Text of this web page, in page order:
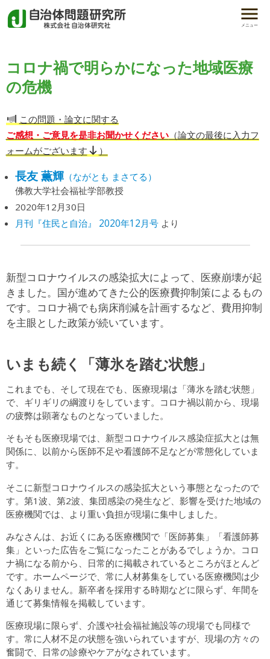
メニュー
コロナ禍で明らかになった地域医療
の危機
この問題・論文に関する
ご感想・ご意見を是非お聞かせください（論文の最後に入力フ
ォームがございます
）
長友 薫輝（ながとも まさてる）
佛教大学社会福祉学部教授
2020年12月30日
月刊『住民と自治』 2020年12月号より
新型コロナウイルスの感染拡大によって、医療崩壊が起
きました。国が進めてきた公的医療費抑制策によるもの
です。コロナ禍でも病床削減を計画するなど、費用抑制
を主眼とした政策が続いています。
いまも続く「薄氷を踏む状態」
これまでも、そして現在でも、医療現場は「薄氷を踏む状態」
で、ギリギリの綱渡りをしています。コロナ禍以前から、現場
の疲弊は顕著なものとなっていました。
そもそも医療現場では、新型コロナウイルス感染症拡大とは無
関係に、以前から医師不足や看護師不足などが常態化していま
す。
そこに新型コロナウイルスの感染拡大という事態となったので
す。第1波、第2波、集団感染の発生など、影響を受けた地域の
医療機関では、より重い負担が現場に集中しました。
みなさんは、お近くにある医療機関で「医師募集」「看護師募
集」といった広告をご覧になったことがあるでしょうか。コロ
ナ禍になる前から、日常的に掲載されているところがほとんど
です。ホームページで、常に人材募集をしている医療機関は少
なくありません。新卒者を採用する時期などに限らず、年間を
通じて募集情報を掲載しています。
医療現場に限らず、介護や社会福祉施設等の現場でも同様で
す。常に人材不足の状態を強いられていますが、現場の方々の
奮闘で、日常の診療やケアがなされています。